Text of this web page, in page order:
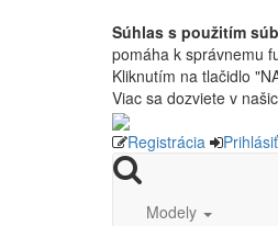
Súhlas s použitím
pomáha k správnemu
Kliknutím na tlačidlo
Viac sa dozviete v
Registrácia
Modely